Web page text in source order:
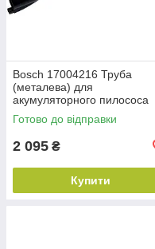
Bosch 17004216 Труба
(металева) для
акумуляторного пилососа
Готово до відправки
2 095 ₴
Купити